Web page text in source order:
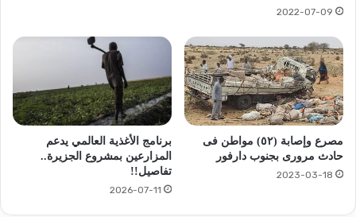
2022-07-09
مصرع وإصابة (٥٢) مواطن فى
حادث مرورى بجنوب دارفور
2023-03-18
برنامج الأغذية العالمي يدعم
المزارعين بمشروع الجزيرة..
تفاصيل!!
2026-07-11